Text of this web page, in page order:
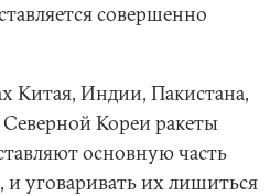
совершенно
Китая, Индии, Пакистана,
Кореи ракеты
основную часть
и уговаривать их лишиться